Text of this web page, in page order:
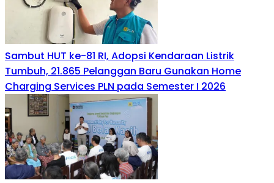
Sambut HUT ke-81 RI, Adopsi Kendaraan Listrik
Tumbuh, 21.865 Pelanggan Baru Gunakan Home
Charging Services PLN pada Semester I 2026